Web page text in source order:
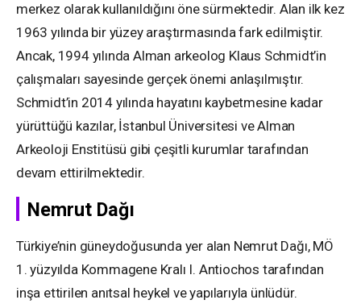
merkez olarak kullanıldığını öne sürmektedir. Alan ilk kez
1963 yılında bir yüzey araştırmasında fark edilmiştir.
Ancak, 1994 yılında Alman arkeolog Klaus Schmidt’in
çalışmaları sayesinde gerçek önemi anlaşılmıştır.
Schmidt’in 2014 yılında hayatını kaybetmesine kadar
yürüttüğü kazılar, İstanbul Üniversitesi ve Alman
Arkeoloji Enstitüsü gibi çeşitli kurumlar tarafından
devam ettirilmektedir.
Nemrut Dağı
Türkiye’nin güneydoğusunda yer alan Nemrut Dağı, MÖ
1. yüzyılda Kommagene Kralı I. Antiochos tarafından
inşa ettirilen anıtsal heykel ve yapılarıyla ünlüdür.